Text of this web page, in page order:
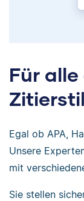
Für
Egal ob APA,
Unsere
mit
Sie stellen